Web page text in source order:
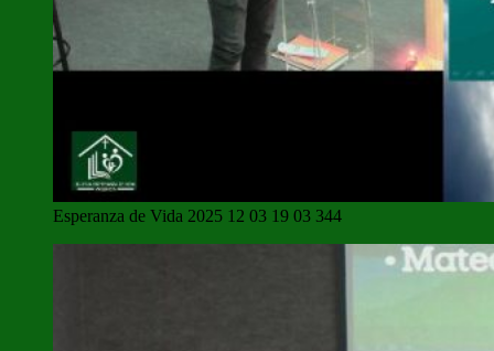
Esperanza de Vida 2025 12 03 19 03 344